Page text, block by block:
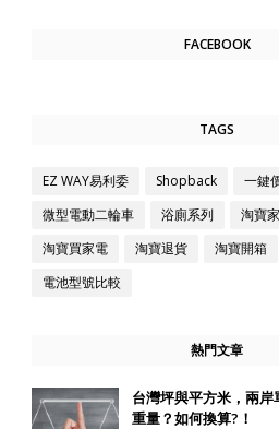
FACEBOOK
TAGS
EZ WAY易利委 Shopback 一鍵
微型電動二輪車
浴廁系列 淘寶
淘寶買家電
淘寶退貨 淘寶開箱
電池型號比較
熱門文章
台灣坪與平方米，兩岸
重量？如何換算?！